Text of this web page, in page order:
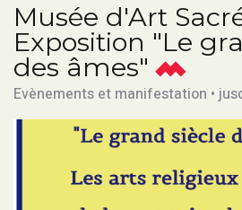
Musée d'Art
Exposition "Le
des âmes"
Evènements et manifestation •